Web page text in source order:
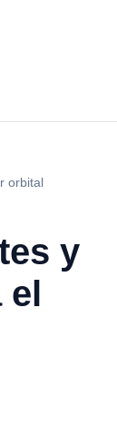
orbital
y
el